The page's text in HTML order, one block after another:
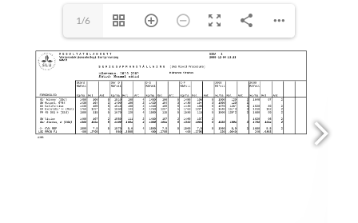
1/6